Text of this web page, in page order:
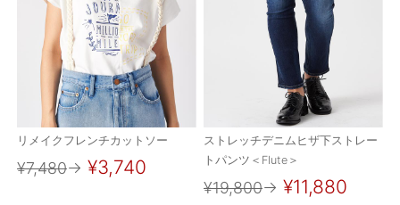
リメイクフレンチカットソー
¥7,480→ ¥3,740
ストレッチデニムヒザ下ストレー
トパンツ＜Flute＞
¥19,800→ ¥11,880